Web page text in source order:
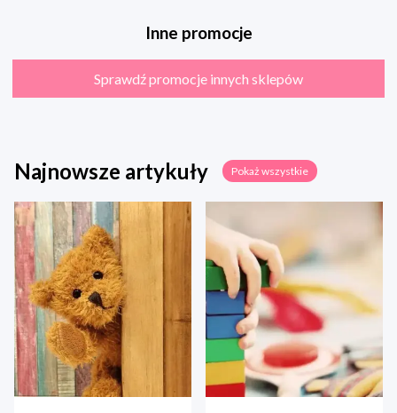
Inne promocje
Sprawdź promocje innych sklepów
Najnowsze artykuły Pokaż wszystkie